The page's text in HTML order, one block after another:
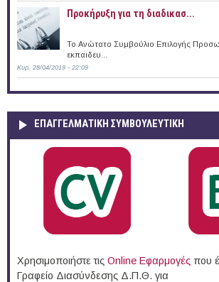
Προκήρυξη για τη διαδικασ...
Το Ανώτατο Συμβούλιο Επιλογής
εκπαιδευ...
Κυρ, 28/04/2019 - 22:09
ΕΠΑΓΓΕΛΜΑΤΙΚΉ ΣΥΜΒΟΥΛΕΥΤΙΚΉ
Χρησιμοποιήστε τις Online Eφαρμογές που
Γραφείο Διασύνδεσης Δ.Π.Θ. για